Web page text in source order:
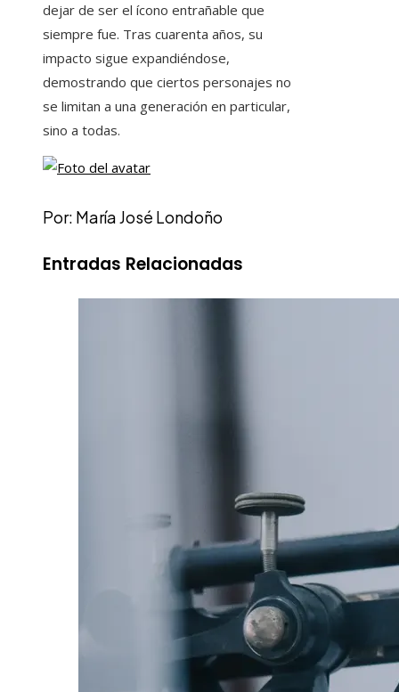
dejar de ser el ícono entrañable que
siempre fue. Tras cuarenta años, su
impacto sigue expandiéndose,
demostrando que ciertos personajes no
se limitan a una generación en particular,
sino a todas.
Por: María José Londoño
Entradas Relacionadas